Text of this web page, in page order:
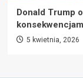
Donald Trump
5 kwietnia, 2026